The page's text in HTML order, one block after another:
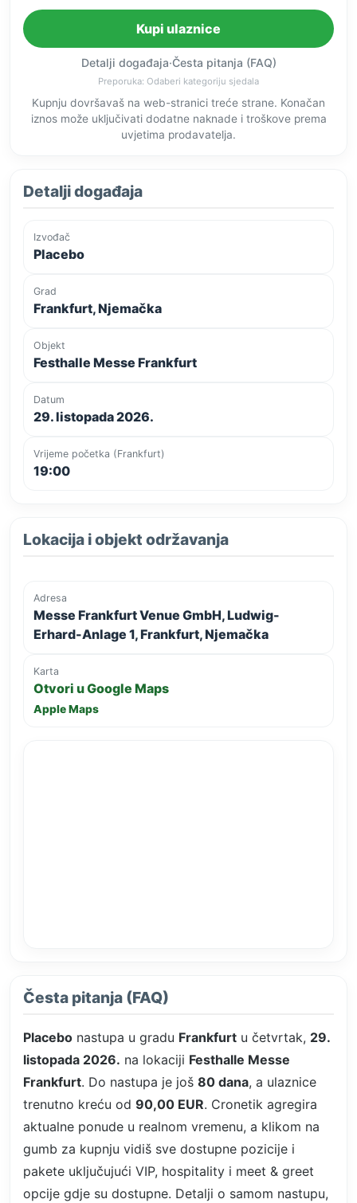
Kupi ulaznice
Detalji događaja·Česta pitanja (FAQ)
Preporuka: Odaberi kategoriju sjedala
Kupnju dovršavaš na web-stranici treće strane. Konačan
iznos može uključivati dodatne naknade i troškove prema
uvjetima prodavatelja.
Detalji događaja
Izvođač
Placebo
Grad
Frankfurt, Njemačka
Objekt
Festhalle Messe Frankfurt
Datum
29. listopada 2026.
Vrijeme početka (Frankfurt)
19:00
Lokacija i objekt održavanja
Adresa
Messe Frankfurt Venue GmbH, Ludwig-
Erhard-Anlage 1, Frankfurt, Njemačka
Karta
Otvori u Google Maps
Apple Maps
Česta pitanja (FAQ)
Placebo nastupa u gradu Frankfurt u četvrtak, 29.
listopada 2026. na lokaciji Festhalle Messe
Frankfurt. Do nastupa je još 80 dana, a ulaznice
trenutno kreću od 90,00 EUR. Cronetik agregira
aktualne ponude u realnom vremenu, a klikom na
gumb za kupnju vidiš sve dostupne pozicije i
pakete uključujući VIP, hospitality i meet & greet
opcije gdje su dostupne. Detalji o samom nastupu,